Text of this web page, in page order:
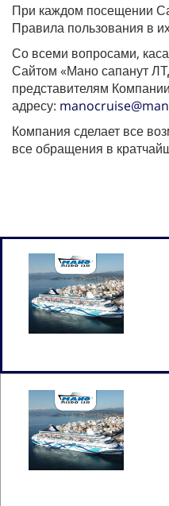
При каждом посещении
Правила пользования в
Со всеми вопросами,
Сайтом «Мано сапанут
представителям
адресу:
Компания сделает все
все обращения в